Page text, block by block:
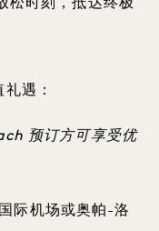
松时刻，抵达终极
遇：
预订方可享受优
际机场或奥帕-洛